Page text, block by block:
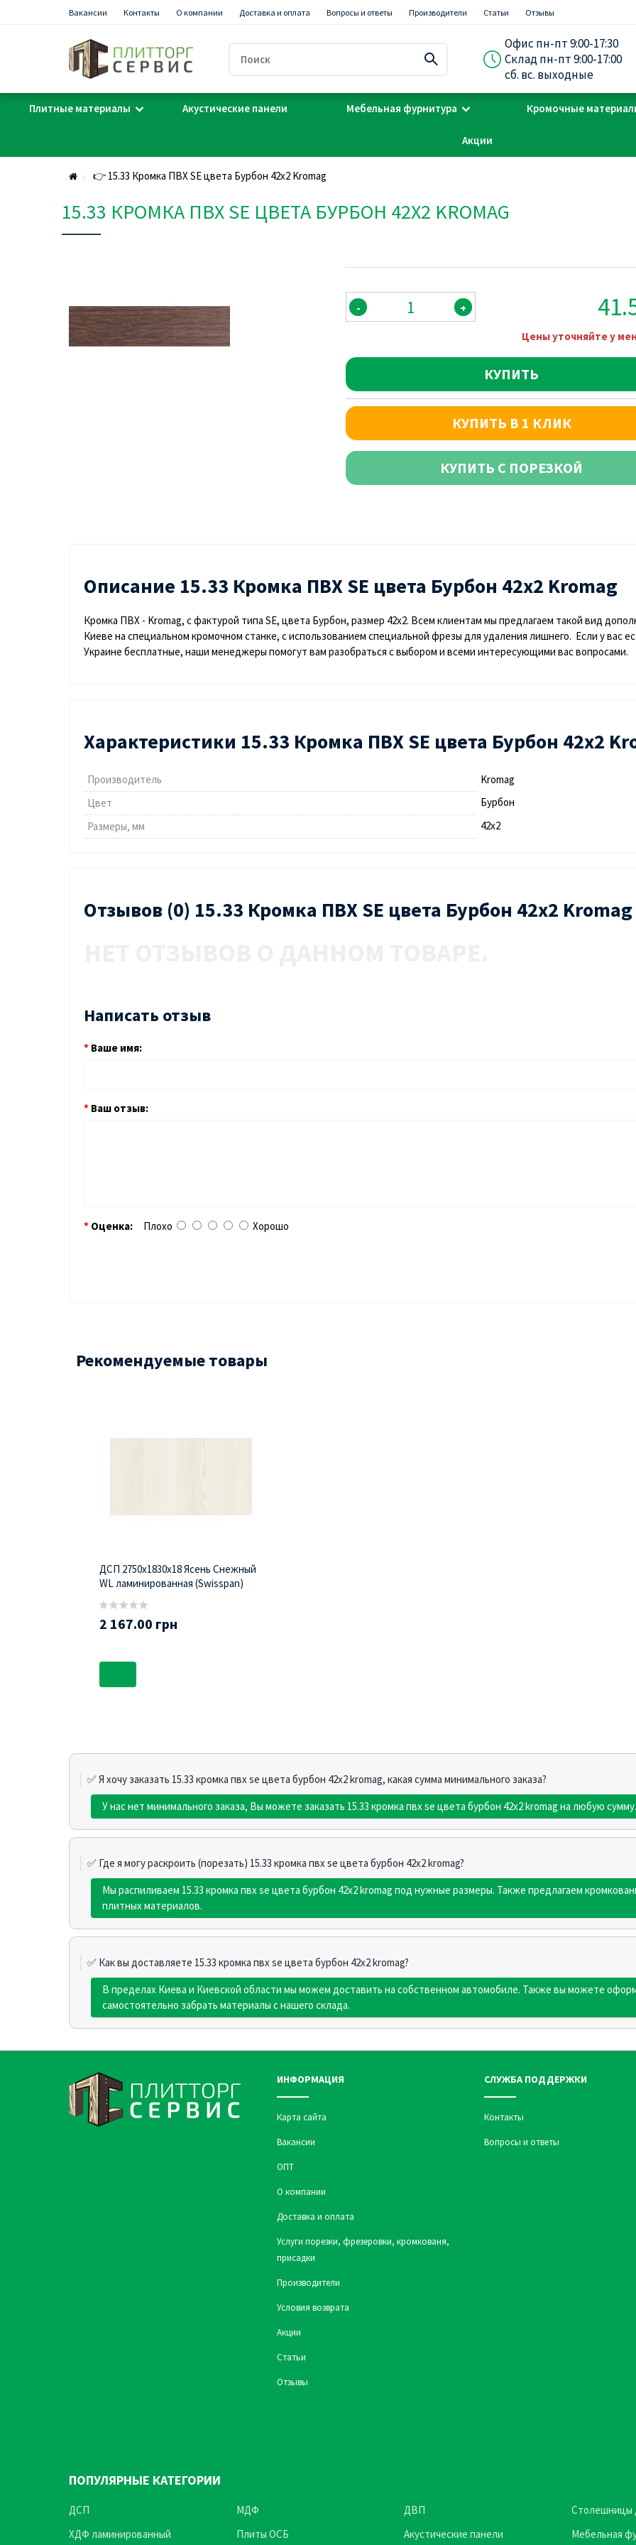
Вакансии Контакты О компании Доставка и оплата Вопросы и ответы Производители Статьи Отзывы
Офис пн-пт 9:00-17:30
Склад пн-пт 9:00-17:00
сб. вс. выходные
Плитные материалы Акустические панели Мебельная фурнитура Кромочные
Акции
👉 15.33 Кромка ПВХ SE цвета Бурбон 42х2 Kromag
15.33 КРОМКА ПВХ SE ЦВЕТА БУРБОН 42Х2 KROMAG
- +
Цены уточняйте у
КУПИТЬ
КУПИТЬ В 1 КЛИК
КУПИТЬ С ПОРЕЗКОЙ
Описание 15.33 Кромка ПВХ SE цвета Бурбон 42х2 Kromag
Кромка ПВХ - Kromag, с фактурой типа SE, цвета Бурбон, размер 42х2. Всем клиентам мы предлагаем такой вид
Киеве на специальном кромочном станке, с использованием специальной фрезы для удаления лишнего. Если у вас
Украине бесплатные, наши менеджеры помогут вам разобраться с выбором и всеми интересующими вас вопросами.
Характеристики 15.33 Кромка ПВХ SE цвета Бурбон 42х2
Производитель
Kromag
Цвет
Бурбон
Размеры, мм
42х2
Отзывов (0) 15.33 Кромка ПВХ SE цвета Бурбон 42х2 Kromag
Написать отзыв
Ваше имя:
Ваш отзыв:
Оценка: Плохо Хорошо
Рекомендуемые товары
ДСП 2750х1830х18 Ясень Снежный
WL ламинированная (Swisspan)
2 167.00 грн
✅ Я хочу заказать 15.33 кромка пвх se цвета бурбон 42х2 kromag, какая сумма минимального заказа?
У нас нет минимального заказа, Вы можете заказать 15.33 кромка пвх se цвета бурбон 42х2 kromag на любую сумму.
✅ Где я могу раскроить (порезать) 15.33 кромка пвх se цвета бурбон 42х2 kromag?
Мы распиливаем 15.33 кромка пвх se цвета бурбон 42х2 kromag под нужные размеры. Также предлагаем
плитных материалов.
✅ Как вы доставляете 15.33 кромка пвх se цвета бурбон 42х2 kromag?
В пределах Киева и Киевской области мы можем доставить на собственном автомобиле. Также вы можете
самостоятельно забрать материалы с нашего склада.
ИНФОРМАЦИЯ
Карта сайта
Вакансии
ОПТ
О компании
Доставка и оплата
Услуги порезки, фрезеровки, кромкованя,
присадки
Производители
Условия возврата
Акции
Статьи
Отзывы
СЛУЖБА ПОДДЕРЖКИ
Контакты
Вопросы и ответы
ПОПУЛЯРНЫЕ КАТЕГОРИИ
ДСП МДФ ДВП Столешницы
ХДФ ламинированный
Плиты ОСБ Акустические панели Мебельная